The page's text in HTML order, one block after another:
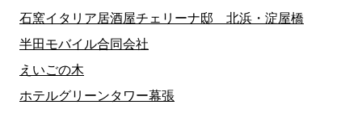
石窯イタリア居酒屋チェリーナ邸 北浜・淀屋橋
半田モバイル合同会社
えいごの木
ホテルグリーンタワー幕張